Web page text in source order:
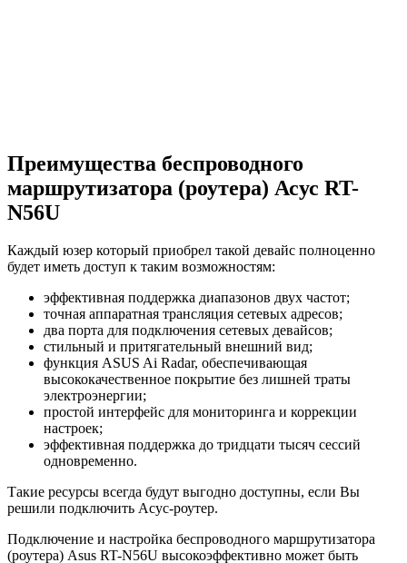
Преимущества беспроводного
маршрутизатора (роутера) Асус RT-
N56U
Каждый юзер который приобрел такой девайс полноценно
будет иметь доступ к таким возможностям:
эффективная поддержка диапазонов двух частот;
точная аппаратная трансляция сетевых адресов;
два порта для подключения сетевых девайсов;
стильный и притягательный внешний вид;
функция ASUS Ai Radar, обеспечивающая
высококачественное покрытие без лишней траты
электроэнергии;
простой интерфейс для мониторинга и коррекции
настроек;
эффективная поддержка до тридцати тысяч сессий
одновременно.
Такие ресурсы всегда будут выгодно доступны, если Вы
решили подключить Асус-роутер.
Подключение и настройка беспроводного маршрутизатора
(роутера) Asus RT-N56U высокоэффективно может быть